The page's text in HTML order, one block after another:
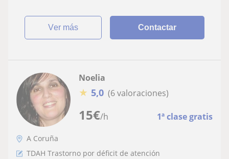
ver más Contactar
15€/h 1ª clase gratis
Noelia
★ 5,0 (6 valoraciones)
A Coruña
TDAH Trastorno por déficit de atención